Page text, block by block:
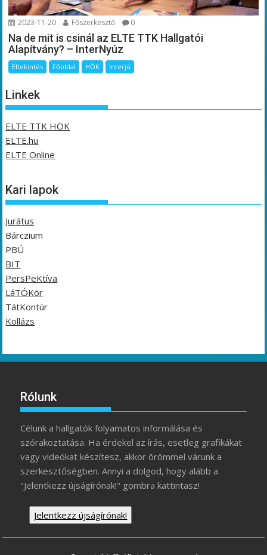
2023-11-20 Főszerkesztő 0
Na de mit is csinál az ELTE TTK Hallgatói
Alapítvány? – InterNyúz
Eltekintés Főoldal HÖK Interjú
Linkek
ELTE TTK HÖK
ELTE.hu
ELTE Online
Kari lapok
Jurátus
Bárczium
PBÚ
BIT
PersPeKtíva
LáTÓKör
TátKontúr
Kollázs
Rólunk
Célunk a hallgatók folyamatos informálása és
szórakoztatása. Ha érdekel az írás, esetleg grafikákat
vagy videókat készítesz, akkor örömmel várunk a
szerkesztőségben. Annyi a dolgod, hogy alább a
"Jelentkezz újságírónak!" gombra kattintasz!
Jelentkezz újságírónak!